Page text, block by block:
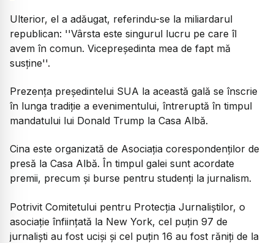
Ulterior, el a adăugat, referindu-se la miliardarul
republican: ''Vârsta este singurul lucru pe care îl
avem în comun. Vicepreşedinta mea de fapt mă
susţine''.
Prezenţa preşedintelui SUA la această gală se înscrie
în lunga tradiţie a evenimentului, întreruptă în timpul
mandatului lui Donald Trump la Casa Albă.
Cina este organizată de Asociaţia corespondenţilor de
presă la Casa Albă. În timpul galei sunt acordate
premii, precum şi burse pentru studenţi la jurnalism.
Potrivit Comitetului pentru Protecţia Jurnaliştilor, o
asociaţie înfiinţată la New York, cel puţin 97 de
jurnalişti au fost ucişi şi cel puţin 16 au fost răniţi de la